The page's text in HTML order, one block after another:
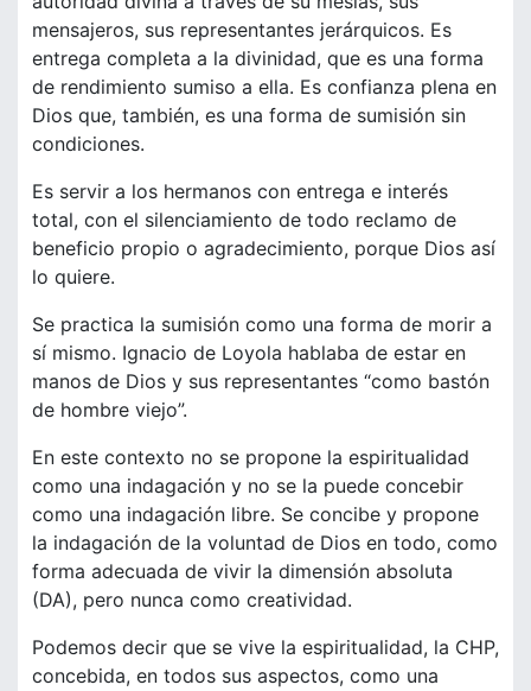
mensajeros, sus representantes jerárquicos. Es
entrega completa a la divinidad, que es una forma
de rendimiento sumiso a ella. Es confianza plena en
Dios que, también, es una forma de sumisión sin
condiciones.
Es servir a los hermanos con entrega e interés
total, con el silenciamiento de todo reclamo de
beneficio propio o agradecimiento, porque Dios así
lo quiere.
Se practica la sumisión como una forma de morir a
sí mismo. Ignacio de Loyola hablaba de estar en
manos de Dios y sus representantes “como bastón
de hombre viejo”.
En este contexto no se propone la espiritualidad
como una indagación y no se la puede concebir
como una indagación libre. Se concibe y propone
la indagación de la voluntad de Dios en todo, como
forma adecuada de vivir la dimensión absoluta
(DA), pero nunca como creatividad.
Podemos decir que se vive la espiritualidad, la CHP,
concebida, en todos sus aspectos, como una